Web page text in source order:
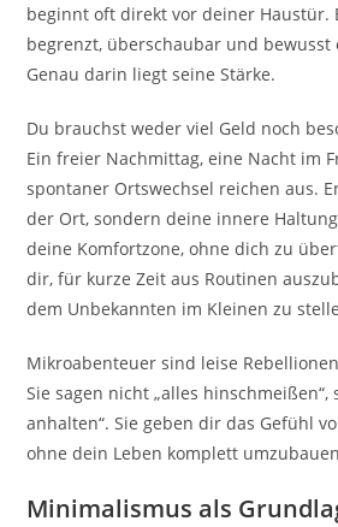
beginnt oft direkt vor deiner Haustür.
begrenzt, überschaubar und bewusst
Genau darin liegt seine Stärke.
Du brauchst weder viel Geld noch
Ein freier Nachmittag, eine Nacht im
spontaner Ortswechsel reichen aus.
der Ort, sondern deine innere
deine Komfortzone, ohne dich zu
dir, für kurze Zeit aus Routinen
dem Unbekannten im Kleinen zu
Mikroabenteuer sind leise
Sie sagen nicht „alles hinschmeißen“,
anhalten“. Sie geben dir das Gefühl
ohne dein Leben komplett
Minimalismus als